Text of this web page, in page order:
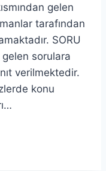
gelen
tarafından
SORU
gelen sorulara
verilmektedir.
konu